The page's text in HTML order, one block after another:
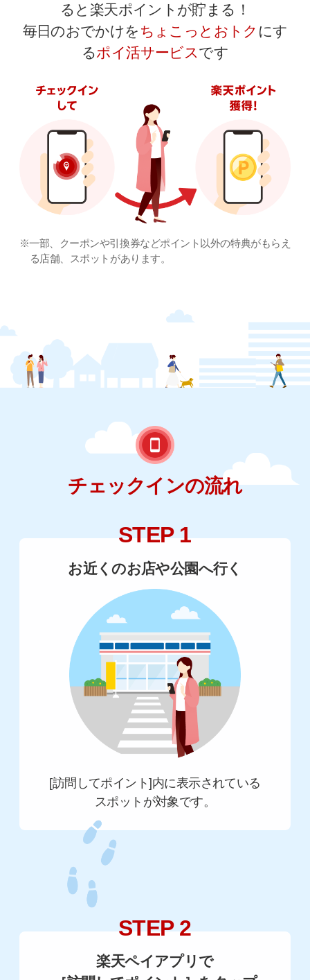
ると楽天ポイントが貯まる！
毎日のおでかけを ちょこっとおトク にす
るポイ活サービスです
※一部、クーポンや引換券などポイント以外の特典がもらえ
る店舗、スポットがあります。
チェックインの流れ
STEP 1
お近くのお店や公園へ行く
[訪問してポイント]内に表示されている
スポットが対象です。
STEP 2
楽天ペイアプリで